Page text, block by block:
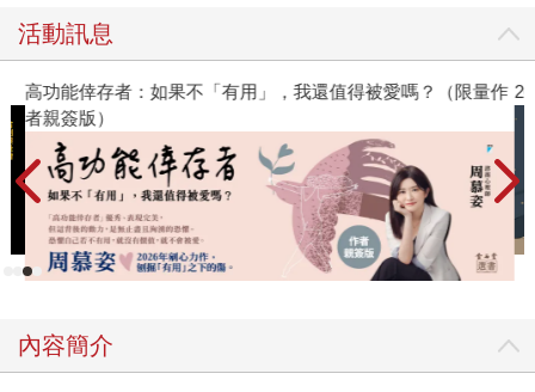
活動訊息
高功能倖存者：如果不「有用」，我還值得被愛嗎？（限量作
者親簽版）
內容簡介